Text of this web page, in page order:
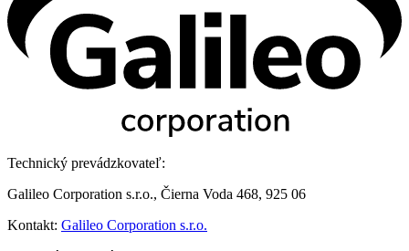
Technický prevádzkovateľ:
Galileo Corporation s.r.o., Čierna Voda 468, 925 06
Kontakt: Galileo Corporation s.r.o.